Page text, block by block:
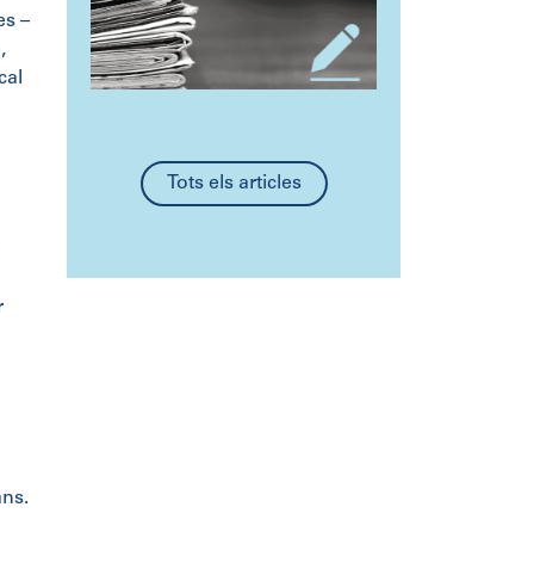
–
Tots els articles